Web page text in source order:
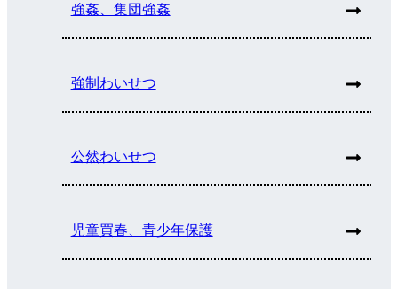
強姦、集団強姦
強制わいせつ
公然わいせつ
児童買春、青少年保護